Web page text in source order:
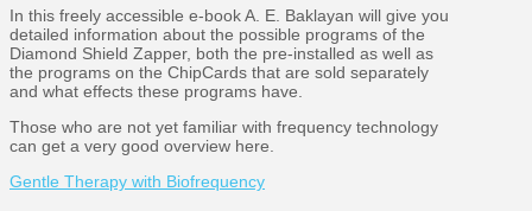
In this freely accessible e-book A. E. Baklayan will give you
detailed information about the possible programs of the
Diamond Shield Zapper, both the pre-installed as well as
the programs on the ChipCards that are sold separately
and what effects these programs have.
Those who are not yet familiar with frequency technology
can get a very good overview here.
Gentle Therapy with Biofrequency